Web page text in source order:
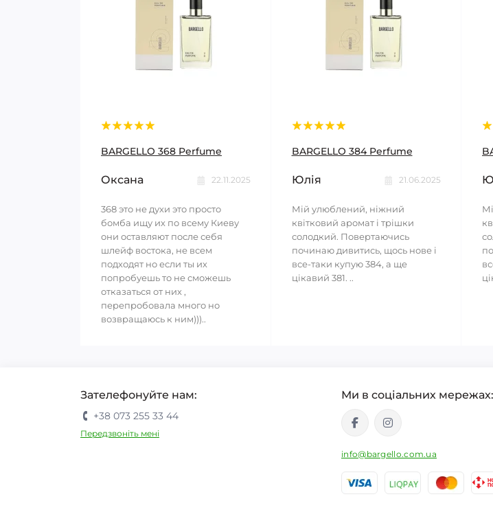
BARGELLO 368 Perfume
Оксана 22.11.2025
368 это не духи это просто
бомба ищу их по всему Киеву
они оставляют после себя
шлейф востока, не всем
подходят но если ты их
попробуешь то не сможешь
отказаться от них ,
перепробовала много но
возвращаюсь к ним)))..
BARGELLO 384 Perfume
Юлія 21.06.2025
Мій улюблений, ніжний
квітковий аромат і трішки
солодкий. Повертаючись
починаю дивитись, щось нове і
все-таки купую 384, а ще
цікавий 381. ..
Зателефонуйте нам:
+38 073 255 33 44
Передзвоніть мені
Ми в соціальних мережах:
info@bargello.com.ua